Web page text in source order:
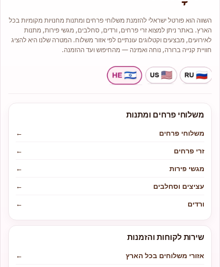
השווה הוא פורטל ישראלי להזמנת משלוחי פרחים ומתנות מחנויות מקומיות בכל
הארץ. באתר ניתן למצוא זרי פרחים, ורדים, סחלבים, מגשי פירות, מתנות
לאירועים, מבצעים וקטלוגים עונתיים לפי אזור משלוח. המטרה שלנו היא להציג
חוויית קנייה ברורה, נוחה ואמינה — מהחיפוש ועד ההזמנה.
משלוחי פרחים ומתנות
משלוחי פרחים
←
זרי פרחים
←
מגשי פירות
←
עציצים וסחלבים
←
ורדים
←
שירות לקוחות והזמנות
אזורי משלוחים בכל הארץ
←